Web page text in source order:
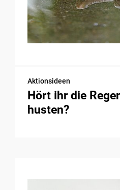
Aktionsideen
Hört ihr die
husten?